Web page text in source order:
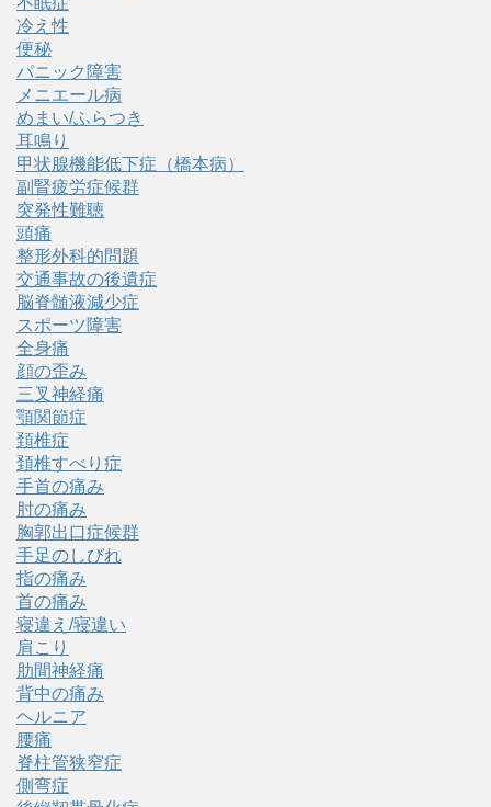
冷え性
便秘
パニック障害
メニエール病
めまい/ふらつき
耳鳴り
甲状腺機能低下症（橋本病）
副腎疲労症候群
突発性難聴
頭痛
整形外科的問題
交通事故の後遺症
脳脊髄液減少症
スポーツ障害
全身痛
顔の歪み
三叉神経痛
顎関節症
頚椎症
頚椎すべり症
手首の痛み
肘の痛み
胸郭出口症候群
手足のしびれ
指の痛み
首の痛み
寝違え/寝違い
肩こり
肋間神経痛
背中の痛み
ヘルニア
腰痛
脊柱管狭窄症
側弯症